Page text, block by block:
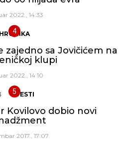
2022., 14:33
HRONIKA
zajedno sa Jovičićem na
klupi
2022., 14:10
Komentara
VESTI
Kovilovo dobio novi
2017., 17:07